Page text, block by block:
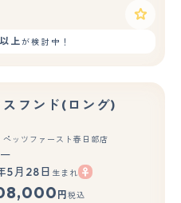
上が検討中！
スフンド(ロング)
もっと見る
ペッツファースト春日部店
5月28日 生まれ
円 税込